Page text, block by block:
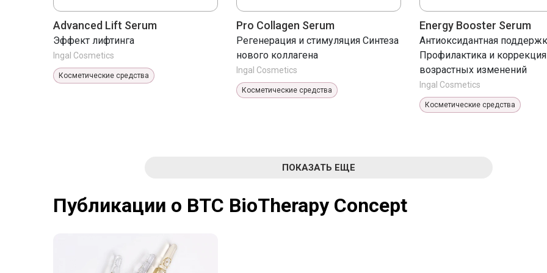
Advanced Lift Serum
Эффект лифтинга
Ingal Cosmetics
Косметические средства
Pro Collagen Serum
Регенерация и стимуляция Cинтеза
нового коллагена
Ingal Cosmetics
Косметические средства
Energy Booster Serum
Антиоксидантная
Профилактика и коррекция
возрастных изменений
Ingal Cosmetics
Косметические средства
ПОКАЗАТЬ ЕЩЕ
Публикации о BTC BioTherapy Concept